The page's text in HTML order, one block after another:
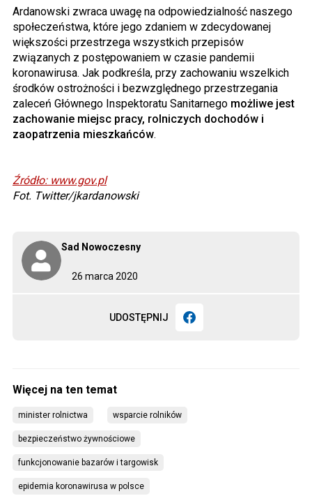
26 marca 2020
Sad Nowoczesny
UDOSTĘPNIJ
Ardanowski zwraca uwagę na odpowiedzialność naszego
społeczeństwa, które jego zdaniem w zdecydowanej
większości przestrzega wszystkich przepisów
związanych z postępowaniem w czasie pandemii
koronawirusa. Jak podkreśla, przy zachowaniu wszelkich
środków ostrożności i bezwzględnego przestrzegania
zaleceń Głównego Inspektoratu Sanitarnego możliwe jest
zachowanie miejsc pracy, rolniczych dochodów i
zaopatrzenia mieszkańców.
Źródło: www.gov.pl
Fot. Twitter/jkardanowski
minister rolnictwa wsparcie rolników
bezpieczeństwo żywnościowe
funkcjonowanie bazarów i targowisk
epidemia koronawirusa w polsce